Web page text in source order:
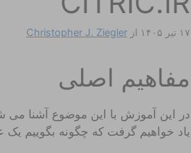
۱۷ تیر ۱۴۰۵ ازChristopher J. Ziegler
مفاهیم اصلی
در این آموزش با این موضوع آشنا می
یاد خواهیم گرفت که چگونه بگوییم